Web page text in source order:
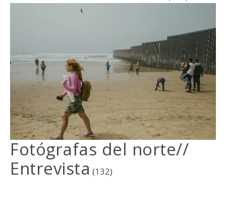
Fotógrafas del norte//
Entrevista (132)